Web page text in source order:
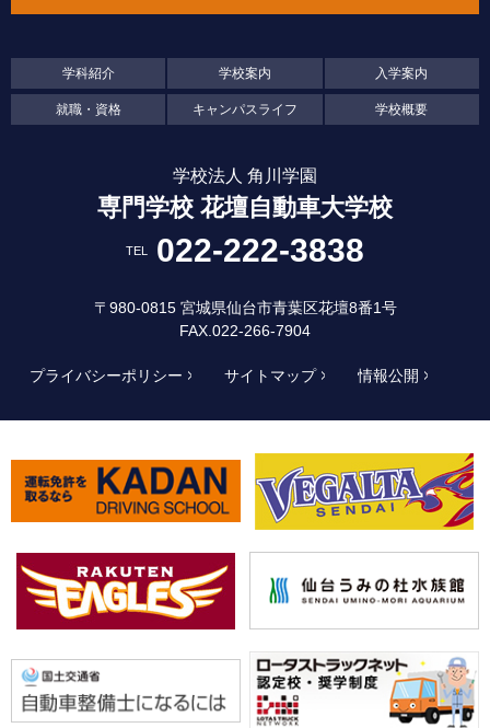
学科紹介 学校案内 入学案内
就職・資格 キャンパスライフ 学校概要
学校法人 角川学園
専門学校 花壇自動車大学校
TEL 022-222-3838
〒980-0815 宮城県仙台市青葉区花壇8番1号
FAX.022-266-7904
プライバシーポリシー サイトマップ 情報公開